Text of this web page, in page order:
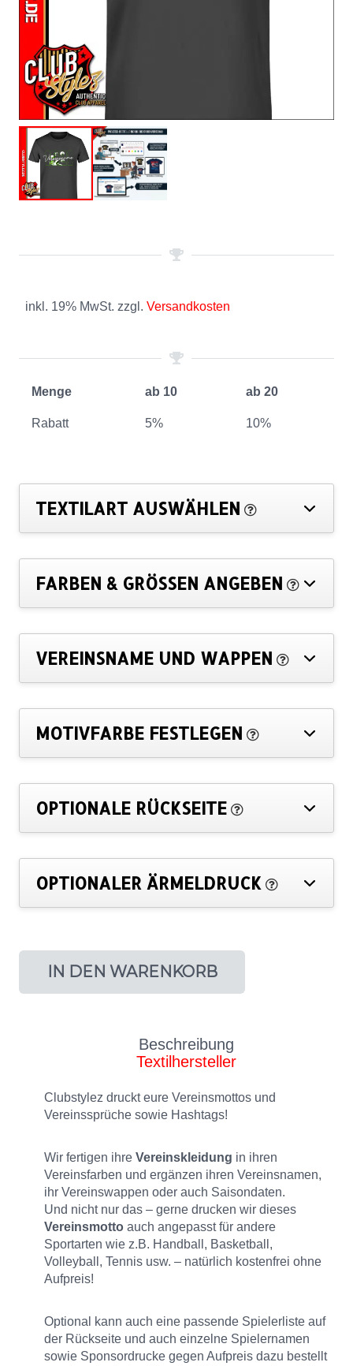
inkl. 19% MwSt. zzgl. Versandkosten
Menge ab 10 ab 20
Rabatt 5% 10%
TEXTILART AUSWÄHLEN
FARBEN & GRÖSSEN ANGEBEN
VEREINSNAME UND WAPPEN
MOTIVFARBE FESTLEGEN
OPTIONALE RÜCKSEITE
OPTIONALER ÄRMELDRUCK
IN DEN WARENKORB
Beschreibung
Textilhersteller
Clubstylez druckt eure Vereinsmottos und
Vereinssprüche sowie Hashtags!
Wir fertigen ihre Vereinskleidung in ihren
Vereinsfarben und ergänzen ihren Vereinsnamen,
ihr Vereinswappen oder auch Saisondaten.
Und nicht nur das – gerne drucken wir dieses
Vereinsmotto auch angepasst für andere
Sportarten wie z.B. Handball, Basketball,
Volleyball, Tennis usw. – natürlich kostenfrei ohne
Aufpreis!
Optional kann auch eine passende Spielerliste auf
der Rückseite und auch einzelne Spielernamen
sowie Sponsordrucke gegen Aufpreis dazu bestellt